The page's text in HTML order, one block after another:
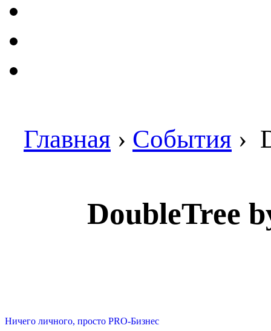
Главная › События ›
DoubleTree
Ничего личного, просто PRO-Бизнес